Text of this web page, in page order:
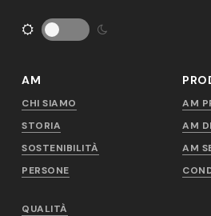
AM
CHI SIAMO
STORIA
SOSTENIBILITÀ
PERSONE
AM
AM
AM
QUALITÀ